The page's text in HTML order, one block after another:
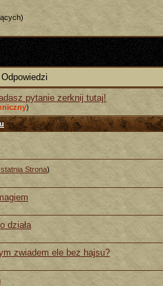
pytanie zerknij tutaj!
)
Strona)
działa
zwiadem ele bez hajsu?